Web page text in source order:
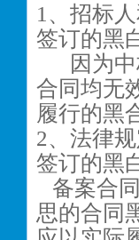
1 、招标
签订的黑
因为
合同均无
履行的黑
2、法律
签订的黑
备案合
思的合同